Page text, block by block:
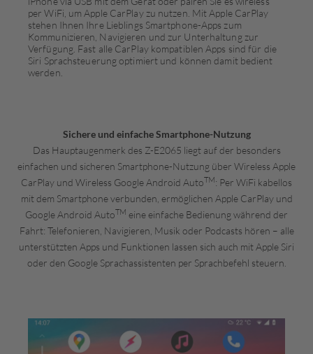
per WiFi, um Apple CarPlay zu nutzen. Mit Apple CarPlay
stehen Ihnen Ihre Lieblings Smartphone-Apps zum
Kommunizieren, Navigieren und zur Unterhaltung zur
Verfügung. Fast alle CarPlay kompatiblen Apps sind für die
Siri Sprachsteuerung optimiert und können damit bedient
werden.
Sichere und einfache Smartphone-Nutzung
Das Hauptaugenmerk des Z-E2065 liegt auf der besonders
einfachen und sicheren Smartphone-Nutzung über Wireless Apple
CarPlay und Wireless Google Android AutoTM: Per WiFi kabellos
mit dem Smartphone verbunden, ermöglichen Apple CarPlay und
Google Android AutoTM eine einfache Bedienung während der
Fahrt: Telefonieren, Navigieren, Musik oder Podcasts hören – alle
unterstützten Apps und Funktionen lassen sich auch mit Apple Siri
oder den Google Sprachassistenten per Sprachbefehl steuern.